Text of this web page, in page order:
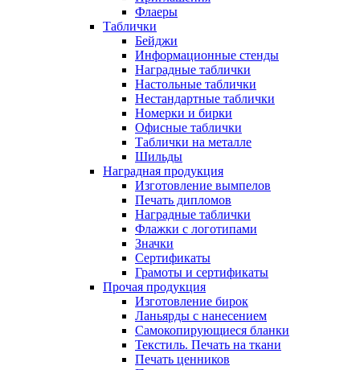
Флаеры
Таблички
Бейджи
Информационные стенды
Наградные таблички
Настольные таблички
Нестандартные таблички
Номерки и бирки
Офисные таблички
Таблички на металле
Шильды
Наградная продукция
Изготовление вымпелов
Печать дипломов
Наградные таблички
Флажки с логотипами
Значки
Сертификаты
Грамоты и сертификаты
Прочая продукция
Изготовление бирок
Ланьярды с нанесением
Самокопирующиеся бланки
Текстиль. Печать на ткани
Печать ценников